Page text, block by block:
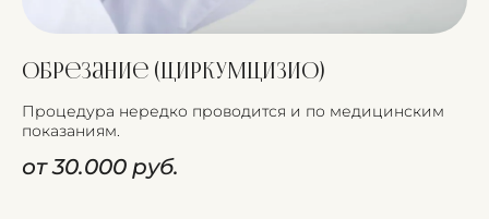
Обрезание (циркумцизио)
Процедура нередко проводится и по медицинским
показаниям.
от 30.000 руб.